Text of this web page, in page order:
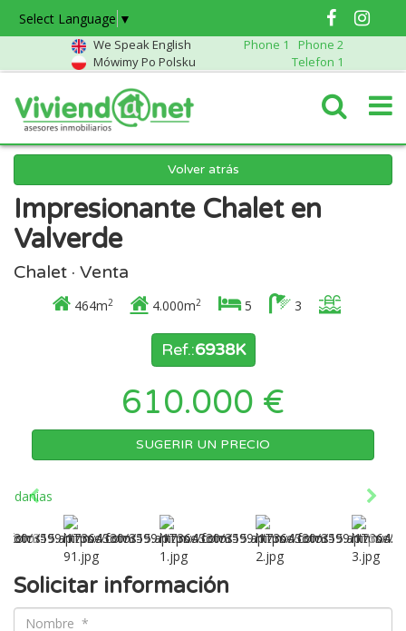
Select Language ▼
We Speak English Phone 1
Phone 2
Mówimy Po Polsku
Telefon 1
Volver atrás
Impresionante Chalet en
Valverde
Chalet · Venta
464m2 4.000m2 5 3
Ref.:6938K
610.000 €
SUGERIR UN PRECIO
Solicitar información